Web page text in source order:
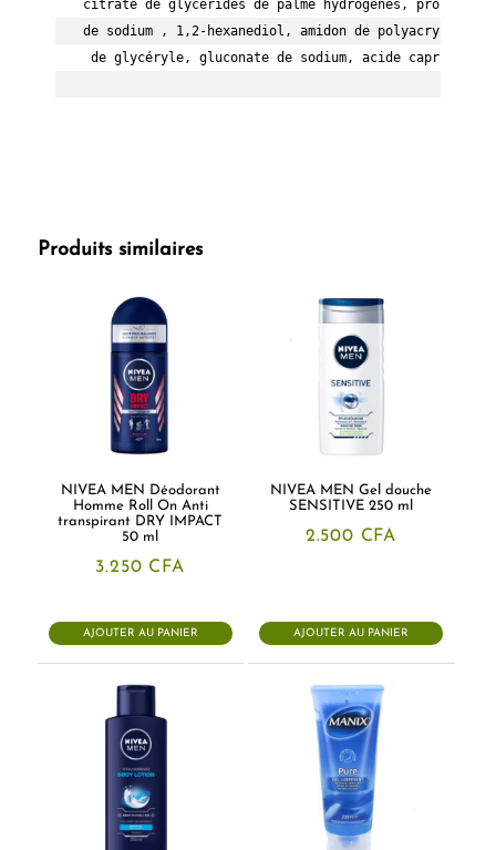
citrate de glycérides de palme hydrogénés,
de sodium , 1,2-hexanediol, amidon de polyacrylate
de glycéryle, gluconate de sodium, acide
Produits similaires
NIVEA MEN Déodorant
Homme Roll On Anti
transpirant DRY IMPACT
50 ml
3.250 CFA
AJOUTER AU PANIER
NIVEA MEN Gel douche
SENSITIVE 250 ml
2.500 CFA
AJOUTER AU PANIER